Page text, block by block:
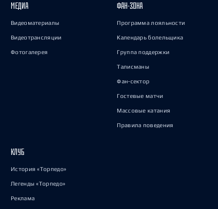
МЕДИА
Видеоматериалы
Видеотрансляции
Фотогалерея
ФАН-ЗОНА
Программа лояльности
Календарь болельщика
Группа поддержки
Талисманы
Фан-сектор
Гостевые матчи
Массовые катания
Правила поведения
КЛУБ
История «Торпедо»
Легенды «Торпедо»
Реклама